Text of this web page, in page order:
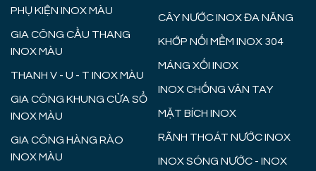
PHỤ KIỆN INOX MÀU
GIA CÔNG CẦU THANG
INOX MÀU
THANH V - U - T INOX MÀU
GIA CÔNG KHUNG CỬA SỔ
INOX MÀU
GIA CÔNG HÀNG RÀO
INOX MÀU
CÂY NƯỚC INOX ĐA NĂNG
KHỚP NỐI MỀM INOX 304
MÁNG XỐI INOX
INOX CHỐNG VÂN TAY
MẶT BÍCH INOX
RÃNH THOÁT NƯỚC INOX
INOX SÓNG NƯỚC - INOX